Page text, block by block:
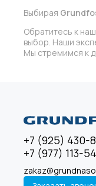
Выбирая
Обратитесь к
выбор. Наши
Мы стремимся к
+7 (925) 430-
+7 (977) 113-